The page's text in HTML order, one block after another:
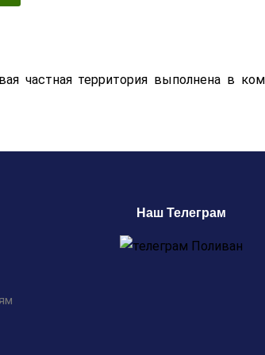
частная территория выполнена в
Наш Телеграм